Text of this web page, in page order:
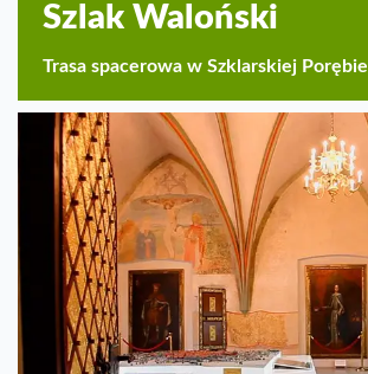
Szlak Waloński
Trasa spacerowa w Szklarskiej Porębie